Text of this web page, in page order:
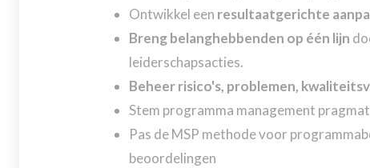
Ontwikkel een resultaatgerichte
Breng belanghebbenden op één lijn
leiderschapsacties.
Beheer risico's, problemen,
Stem programma management
Pas de MSP methode voor
beoordelingen